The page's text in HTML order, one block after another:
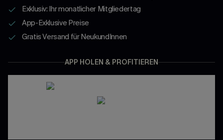
Exklusiv: Ihr monatlicher Mitgliedertag
App-Exklusive Preise
Gratis Versand für NeukundInnen
APP HOLEN & PROFITIEREN